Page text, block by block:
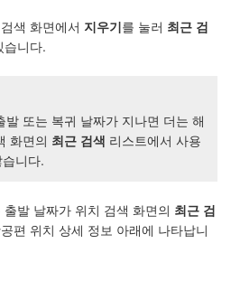
색 화면에서 지우기를 눌러 최근 검
습니다.
발 또는 복귀 날짜가 지나면 더는 해
화면의 최근 검색 리스트에서 사용
니다.
발 날짜가 위치 검색 화면의 최근 검
편 위치 상세 정보 아래에 나타납니